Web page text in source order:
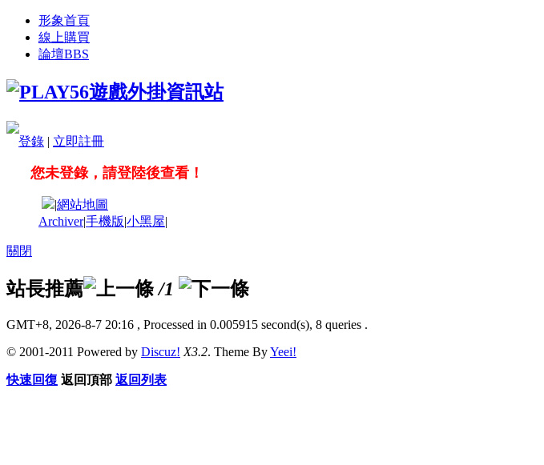
形象首頁
線上購買
論壇BBS
登錄 | 立即註冊
您未登錄，請登陸後查看！
|網站地圖
Archiver|手機版|小黑屋|
關閉
站長推薦 /1
GMT+8, 2026-8-7 20:16 , Processed in 0.005915 second(s), 8 queries .
© 2001-2011 Powered by Discuz! X3.2. Theme ByYeei!
快速回復 返回頂部 返回列表